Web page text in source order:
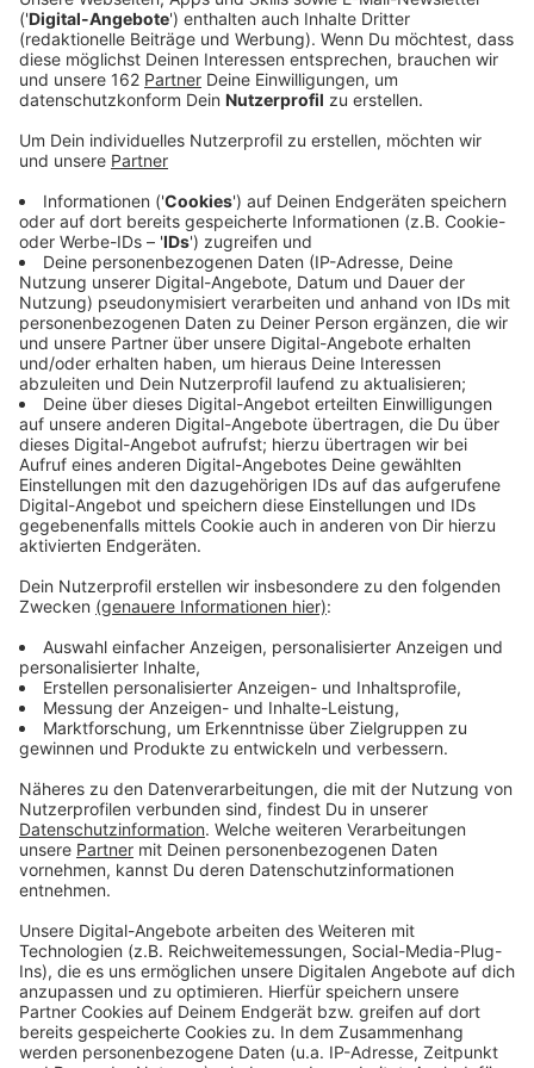
Anzeige
Die Zahl der Arbeitslosen in Deutschland ist im
Dezember im Vergleich zum Vormonat um 8000 auf
2,707 Millionen gestiegen. Im Vergleich zum
Dezember 2019 stieg die Zahl um 480 000, wie die
Bundesagentur für Arbeit am Dienstag in Nürnberg
mitteilte. Die Arbeitslosenquote liegt weiter bei 5,9
Prozent.
In NRW waren 734.384 Personen arbeitslos gemeldet.
Die Zahl der Menschen ohne Job sank also hier um
rund 3700, beziehungsweise 0,5 Prozent. Im Vergleich
vor einem Jahr waren es landesweit rund 110Tausend
- beziehungsweise 17,6% weniger. Die
Arbeitslosenquote für NRW liegt bei 7,5%.
Im Kreis Wesel waren im Dezember 2020 16.214
Personen Kreis Wesel arbeitslos gemeldet. Also 19
Personen weniger als im November. Die Quote bleibt
also unverändert bei 6,7% (Vorjahr 5,7 Prozent).
Bei der Arbeitsagentur in Wesel sind insgesamt 631
Stellen als unbesetzt gemeldet worden. Etwa 150
weniger als den Monat davor und 85 weniger als vor
einem Jahr. Mehr Stellen als im Vormonat wurden im
Verarbeitenden Gewerbe gemeldet.
Anzeige